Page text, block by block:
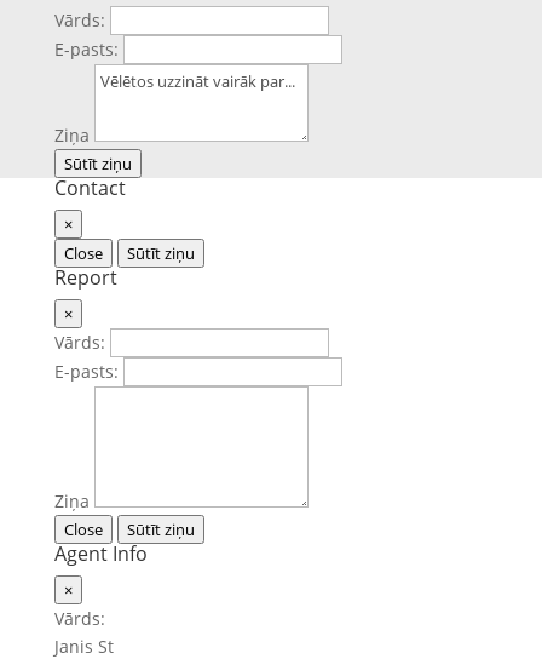
Vārds:
E-pasts:
Ziņa
Sūtīt ziņu
Contact
×
Close
Sūtīt ziņu
Report
×
Vārds:
E-pasts:
Ziņa
Close Sūtīt ziņu
Agent Info
×
Vārds:
Janis St